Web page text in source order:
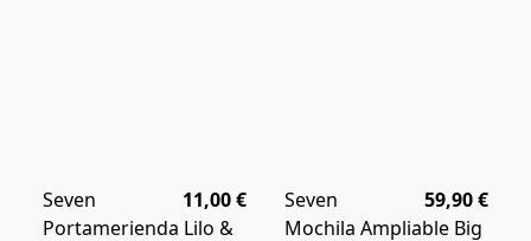
11,00 €
Seven
Portamerienda Lilo &
59,90 €
Seven
Mochila Ampliable Big